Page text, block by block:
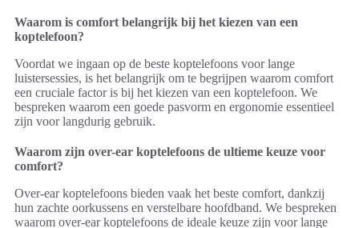
Waarom is comfort belangrijk bij het kiezen van een
koptelefoon?
Voordat we ingaan op de beste koptelefoons voor lange
luistersessies, is het belangrijk om te begrijpen waarom comfort
een cruciale factor is bij het kiezen van een koptelefoon. We
bespreken waarom een goede pasvorm en ergonomie essentieel
zijn voor langdurig gebruik.
Waarom zijn over-ear koptelefoons de ultieme keuze voor
comfort?
Over-ear koptelefoons bieden vaak het beste comfort, dankzij
hun zachte oorkussens en verstelbare hoofdband. We bespreken
waarom over-ear koptelefoons de ideale keuze zijn voor lange